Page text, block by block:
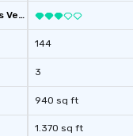
Bewertung des Veranstaltungsortes
144
3
940 sq ft
1.370 sq ft